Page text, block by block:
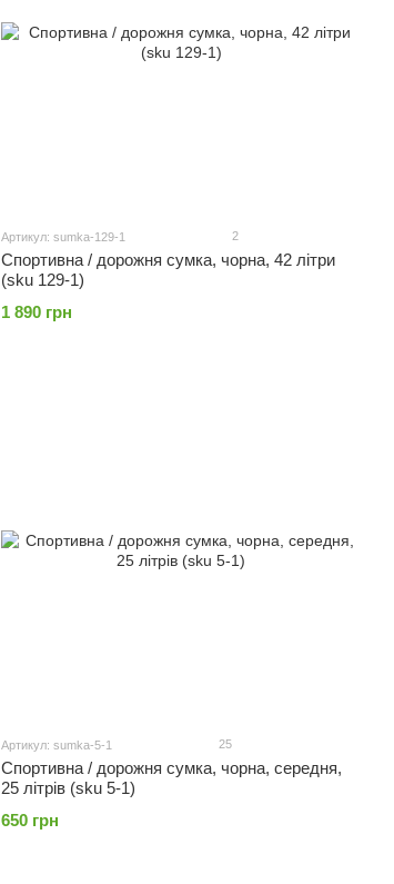
Артикул: sumka-129-1 2
Спортивна / дорожня сумка, чорна, 42 літри
(sku 129-1)
1 890 грн
Артикул: sumka-5-1 25
Спортивна / дорожня сумка, чорна, середня,
25 літрів (sku 5-1)
650 грн